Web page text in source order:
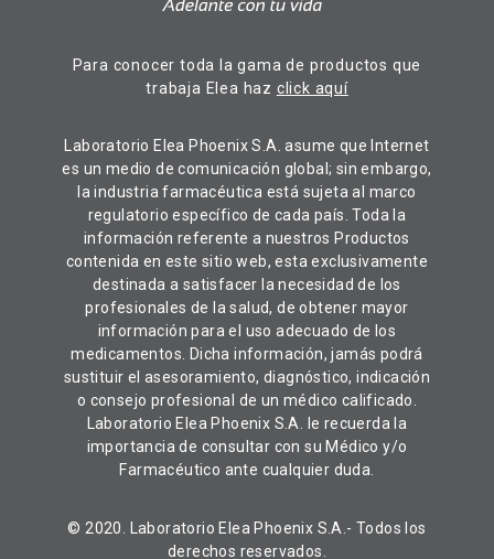
Para conocer toda la gama de productos que
trabaja Elea haz click aquí
Laboratorio Elea Phoenix S.A. asume que Internet
es un medio de comunicación global; sin embargo,
la industria farmacéutica está sujeta al marco
regulatorio específico de cada país. Toda la
información referente a nuestros Productos
contenida en este sitio web, esta exclusivamente
destinada a satisfacer la necesidad de los
profesionales de la salud, de obtener mayor
información para el uso adecuado de los
medicamentos. Dicha información, jamás podrá
sustituir el asesoramiento, diagnóstico, indicación
o consejo profesional de un médico calificado.
Laboratorio Elea Phoenix S.A. le recuerda la
importancia de consultar con su Médico y/o
Farmacéutico ante cualquier duda.
© 2020. Laboratorio Elea Phoenix S.A.- Todos los
derechos reservados.